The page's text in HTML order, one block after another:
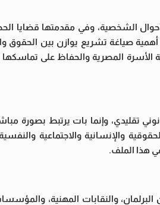
الشخصية، وفي مقدمتها قضايا
أهمية صياغة تشريع يوازن بين الحقوق
الأسرة المصرية والحفاظ على تماسكها
وإنما بات يرتبط بصورة
والإنسانية والاجتماعية
هذا الملف.
والنقابات المهنية،